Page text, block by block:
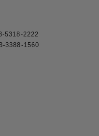
）
5318-2222
3388-1560